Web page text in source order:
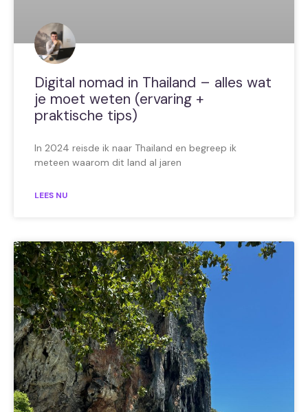
Digital nomad in Thailand – alles wat
je moet weten (ervaring +
praktische tips)
In 2024 reisde ik naar Thailand en begreep ik
meteen waarom dit land al jaren
LEES NU